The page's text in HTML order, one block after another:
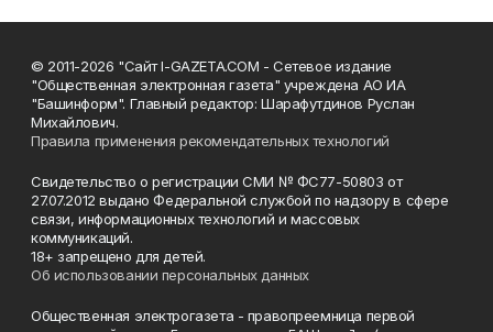
© 2011-2026 "Сайт I-GAZETA.COM - Сетевое издание
"Общественная электронная газета" учреждена АО ИА
"Башинформ". Главный редактор: Шарафутдинов Руслан
Михайлович.
Правила применения рекомендательных технологий
Свидетельство о регистрации СМИ № ФС77-50803 от
27.07.2012 выдано Федеральной службой по надзору в сфере
связи, информационных технологий и массовых
коммуникаций.
18+ запрещено для детей.
Об использовании персональных данных
Общественная электрогазета - правопреемница первой